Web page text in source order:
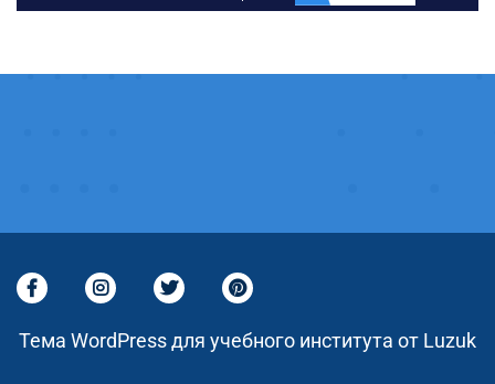
Тема WordPress для учебного института от Luzuk